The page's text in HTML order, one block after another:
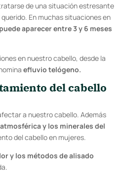
de una situación estresante
En muchas situaciones en
puede aparecer entre 3 y 6 meses
en nuestro cabello, desde la
efluvio telógeno.
del cabello
a nuestro cabello. Además
y los minerales del
del cabello en mujeres.
y los métodos de alisado